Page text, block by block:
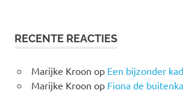
RECENTE REACTIES
Marijke Kroon op Een bijzonder
Marijke Kroon op Fiona de